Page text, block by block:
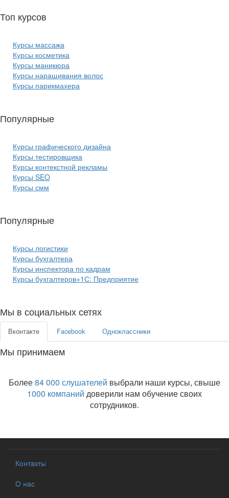
Топ курсов
Курсы массажа
Курсы косметика
Курсы маникюра
Курсы наращивания волос
Курсы парикмахера
Популярные
Курсы графического дизайна
Курсы тестировщика
Курсы контекстной рекламы
Курсы SEO
Курсы смм
Популярные
Курсы логистики
Курсы бухгалтера
Курсы инспектора по кадрам
Курсы бухгалтеров+1С: Предприятие
Мы в социальных сетях
Вконтакте Facebook Одноклассники
Мы принимаем
Более84 000 слушателей выбрали наши курсы, свыше
1000 компаний доверили нам обучение своих
сотрудников.
Контакты
О нас